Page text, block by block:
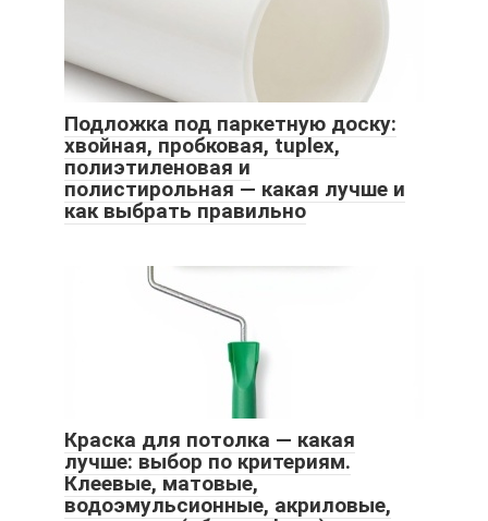
Подложка под паркетную доску:
хвойная, пробковая, tuplex,
полиэтиленовая и
полистирольная — какая лучше и
как выбрать правильно
Краска для потолка — какая
лучше: выбор по критериям.
Клеевые, матовые,
водоэмульсионные, акриловые,